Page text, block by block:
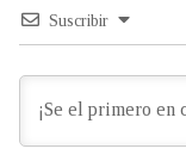
Suscribir